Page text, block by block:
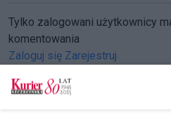
Tylko zalogowani użytkownicy
komentowania
Zaloguj się Zarejestruj